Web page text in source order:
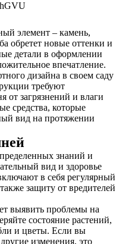
элемент – камень,
обретет новые оттенки и
детали в оформлении
впечатление.
дизайна в своем саду
требуют
от загрязнений и влаги
средства, которые
вид на протяжении
знаний и
вид и здоровье
в себя регулярный
защиту от вредителей
выявить проблемы на
состояние растений,
и цветы. Если вы
изменения, это